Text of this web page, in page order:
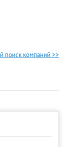
поиск компаний >>